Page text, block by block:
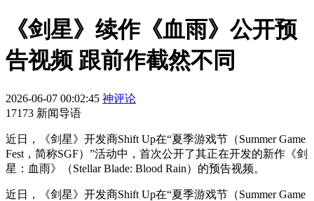
《剑星》续作《血雨》公开预
告视频 跟前作截然不同
2026-06-07 00:02:45 神评论
17173 新闻导语
近日，《剑星》开发商Shift Up在“夏季游戏节（Summer Game
Fest，简称SGF）”活动中，首次公开了其正在开发的新作《剑
星：血雨》（Stellar Blade: Blood Rain）的预告视频。
近日，《剑星》开发商Shift Up在“夏季游戏节（Summer Game